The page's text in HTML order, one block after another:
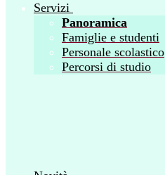
Servizi
Panoramica
Famiglie e studenti
Personale scolastico
Percorsi di studio